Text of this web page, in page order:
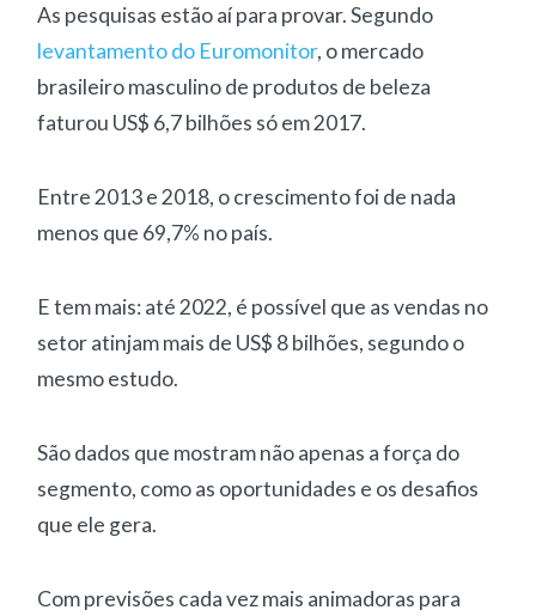
As pesquisas estão aí para provar. Segundo
levantamento do Euromonitor, o mercado
brasileiro masculino de produtos de beleza
faturou US$ 6,7 bilhões só em 2017.
Entre 2013 e 2018, o crescimento foi de nada
menos que 69,7% no país.
E tem mais: até 2022, é possível que as vendas no
setor atinjam mais de US$ 8 bilhões, segundo o
mesmo estudo.
São dados que mostram não apenas a força do
segmento, como as oportunidades e os desafios
que ele gera.
Com previsões cada vez mais animadoras para